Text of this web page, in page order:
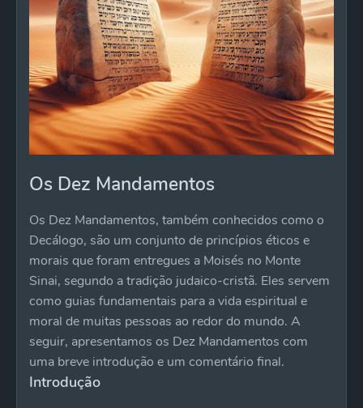
Os Dez Mandamentos
Os Dez Mandamentos, também conhecidos como o
Decálogo, são um conjunto de princípios éticos e
morais que foram entregues a Moisés no Monte
Sinai, segundo a tradição judaico-cristã. Eles servem
como guias fundamentais para a vida espiritual e
moral de muitas pessoas ao redor do mundo. A
seguir, apresentamos os Dez Mandamentos com
uma breve introdução e um comentário final.
Introdução